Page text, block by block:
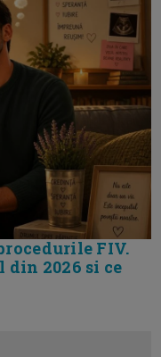
FIV.
2026 si ce